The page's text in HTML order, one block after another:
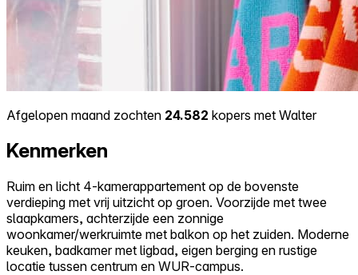
Afgelopen maand zochten 24.582 kopers met Walter
Kenmerken
Ruim en licht 4-kamerappartement op de bovenste
verdieping met vrij uitzicht op groen. Voorzijde met twee
slaapkamers, achterzijde een zonnige
woonkamer/werkruimte met balkon op het zuiden. Moderne
keuken, badkamer met ligbad, eigen berging en rustige
locatie tussen centrum en WUR-campus.